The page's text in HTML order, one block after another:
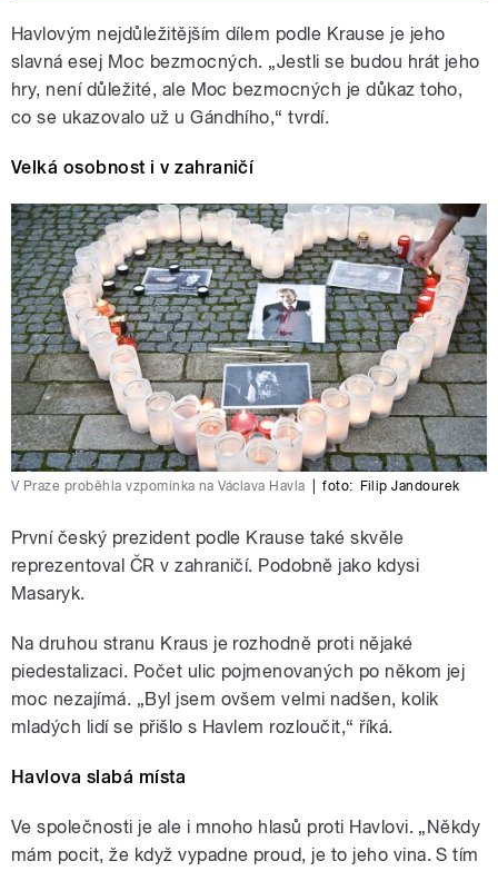
Havlovým nejdůležitějším dílem podle Krause je jeho
slavná esej Moc bezmocných. „Jestli se budou hrát jeho
hry, není důležité, ale Moc bezmocných je důkaz toho,
co se ukazovalo už u Gándhího,“ tvrdí.
Velká osobnost i v zahraničí
V Praze proběhla vzpomínka na Václava Havla foto: Filip Jandourek
První český prezident podle Krause také skvěle
reprezentoval ČR v zahraničí. Podobně jako kdysi
Masaryk.
Na druhou stranu Kraus je rozhodně proti nějaké
piedestalizaci. Počet ulic pojmenovaných po někom jej
moc nezajímá. „Byl jsem ovšem velmi nadšen, kolik
mladých lidí se přišlo s Havlem rozloučit,“ říká.
Havlova slabá místa
Ve společnosti je ale i mnoho hlasů proti Havlovi. „Někdy
mám pocit, že když vypadne proud, je to jeho vina. S tím